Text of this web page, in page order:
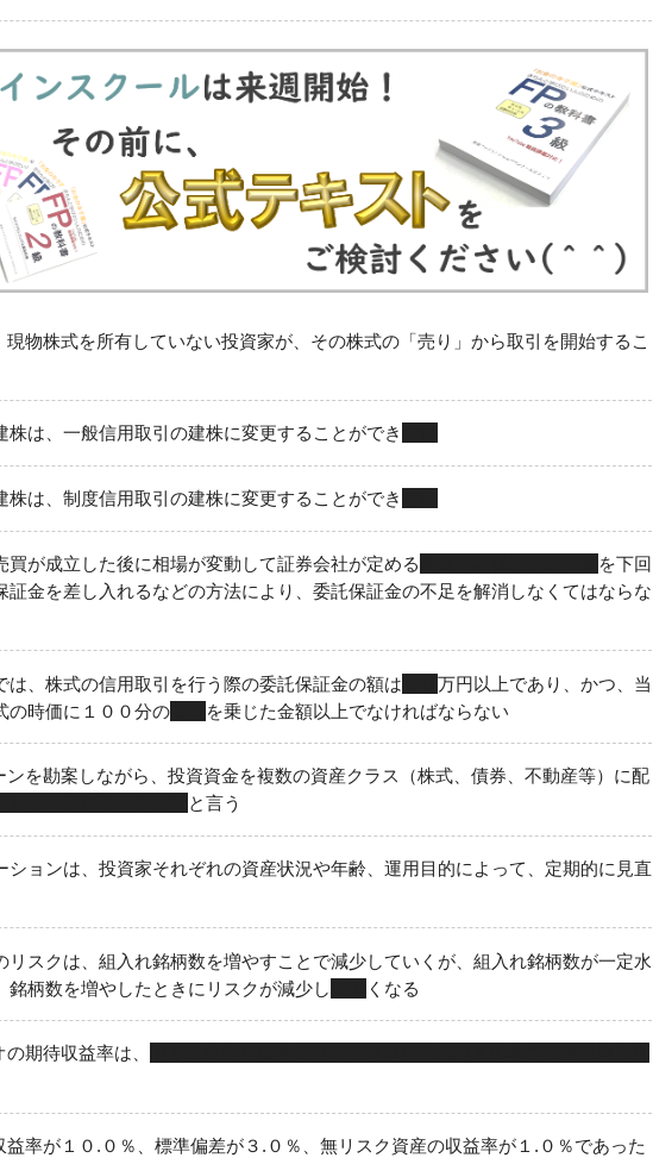
物株式を所有していない投資家が、その株式の「売り」から取引を開始するこ
株は、一般信用取引の建株に変更することができ
株は、制度信用取引の建株に変更することができ
買が成立した後に相場が変動して証券会社が定める
を下回
証金を差し入れるなどの方法により、委託保証金の不足を解消しなくてはならな
は、株式の信用取引を行う際の委託保証金の額は
万円以上であり、かつ、当
の時価に１００分の３０ を乗じた金額以上でなければならない
ンを勘案しながら、投資資金を複数の資産クラス（株式、債券、不動産等）に配
と言う
ションは、投資家それぞれの資産状況や年齢、運用目的によって、定期的に見直
リスクは、組入れ銘柄数を増やすことで減少していくが、組入れ銘柄数が一定水
銘柄数を増やしたときにリスクが減少し
くなる
期待収益率は、
益率が１０.０％、標準偏差が３.０％、無リスク資産の収益率が１.０％であった